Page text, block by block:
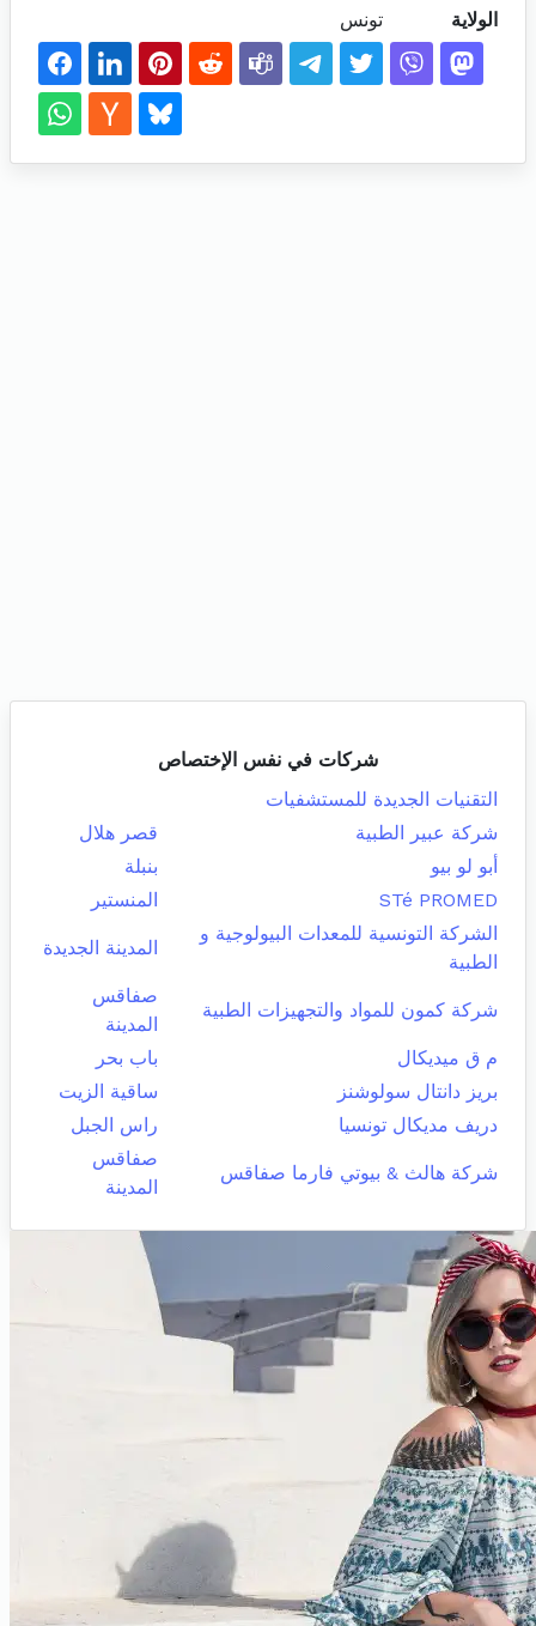
الولاية تونس
شركات في نفس الإختصاص
التقنيات الجديدة للمستشفيات
شركة عبير الطبية
قصر هلال
أبو لو بيو
بنبلة
STé PROMED
المنستير
الشركة التونسية للمعدات البيولوجية و
الطبية
المدينة الجديدة
شركة كمون للمواد والتجهيزات الطبية
صفاقس
المدينة
م ق ميديكال
باب بحر
بريز دانتال سولوشنز
ساقية الزيت
دريف مديكال تونسيا
راس الجبل
شركة هالث & بيوتي فارما صفاقس
صفاقس
المدينة